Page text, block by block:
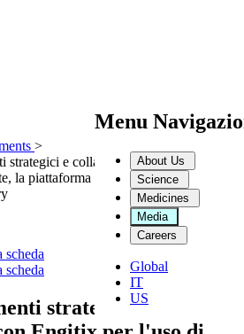
Menu
About Us
Science
Medicines
Media
Careers
Global
IT
US
>
strategici e collaborazione con Engitix
la piattaforma di intelligenza artificiale
scheda
scheda
strategici e